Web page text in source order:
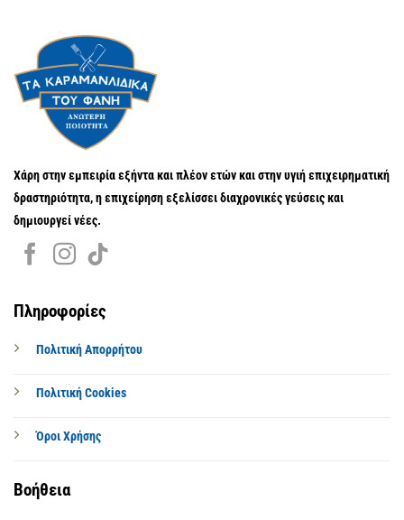
Χάρη στην εμπειρία εξήντα και πλέον ετών και στην υγιή επιχειρηματική
δραστηριότητα, η επιχείρηση εξελίσσει διαχρονικές γεύσεις και
δημιουργεί νέες.
Πληροφορίες
Πολιτική Απορρήτου
Πολιτική Cookies
Όροι Χρήσης
Βοήθεια